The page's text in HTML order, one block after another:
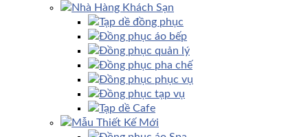
Nhà Hàng Khách Sạn
Tạp dề đồng phục
Đồng phục áo bếp
Đồng phục quản lý
Đồng phục pha chế
Đồng phục phục vụ
Đồng phục tạp vụ
Tạp dề Cafe
Mẫu Thiết Kế Mới